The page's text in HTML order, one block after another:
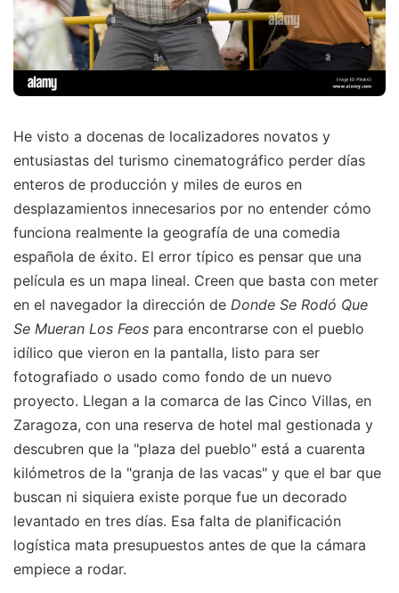
He visto a docenas de localizadores novatos y
entusiastas del turismo cinematográfico perder días
enteros de producción y miles de euros en
desplazamientos innecesarios por no entender cómo
funciona realmente la geografía de una comedia
española de éxito. El error típico es pensar que una
película es un mapa lineal. Creen que basta con meter
en el navegador la dirección de Donde Se Rodó Que
Se Mueran Los Feos para encontrarse con el pueblo
idílico que vieron en la pantalla, listo para ser
fotografiado o usado como fondo de un nuevo
proyecto. Llegan a la comarca de las Cinco Villas, en
Zaragoza, con una reserva de hotel mal gestionada y
descubren que la "plaza del pueblo" está a cuarenta
kilómetros de la "granja de las vacas" y que el bar que
buscan ni siquiera existe porque fue un decorado
levantado en tres días. Esa falta de planificación
logística mata presupuestos antes de que la cámara
empiece a rodar.